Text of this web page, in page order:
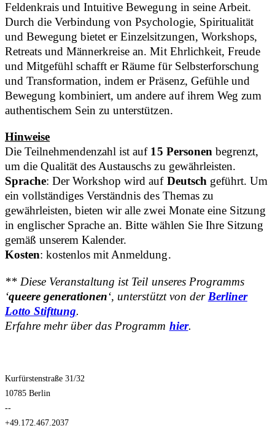
Feldenkrais und Intuitive Bewegung in seine Arbeit.
Durch die Verbindung von Psychologie, Spiritualität
und Bewegung bietet er Einzelsitzungen, Workshops,
Retreats und Männerkreise an. Mit Ehrlichkeit, Freude
und Mitgefühl schafft er Räume für Selbsterforschung
und Transformation, indem er Präsenz, Gefühle und
Bewegung kombiniert, um andere auf ihrem Weg zum
authentischem Sein zu unterstützen.
Hinweise
Die Teilnehmendenzahl ist auf 15 Personenbegrenzt,
um die Qualität des Austauschs zu gewährleisten.
Sprache: Der Workshop wird auf Deutschgeführt. Um
ein vollständiges Verständnis des Themas zu
gewährleisten, bieten wir alle zwei Monate eine Sitzung
in englischer Sprache an. Bitte wählen Sie Ihre Sitzung
gemäß unserem Kalender.
Kosten: kostenlos mit Anmeldung.
** Diese Veranstaltung ist Teil unseres Programms
‘queere generationen‘, unterstützt von der Berliner
Lotto Stifttung.
Erfahre mehr über das Programm hier.
Kurfürstenstraße 31/32
10785 Berlin
--
+49.172.467.2037